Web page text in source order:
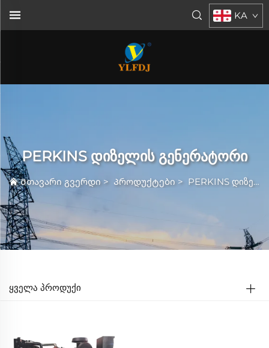
KA
PERKINS დიზელის გენერატორი
Მთავარი გვერდი > Პროდუქტები> PERKINS დიზელის გენერატორი
ᲧᲕᲔᲚᲐ ᲞᲠᲝᲓᲣᲥᲘ